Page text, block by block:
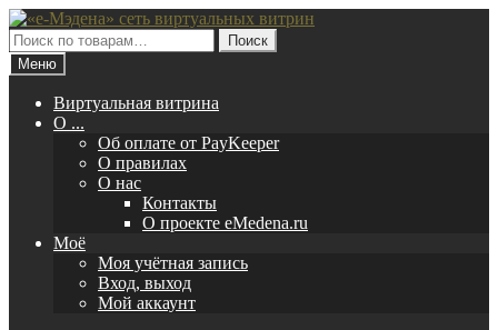
Перейти
к
навигации
Перейти
к
содержимому
Искать:
Поиск
Меню
Виртуальная витрина
O ...
Об оплате от PayKeeper
О правилах
О нас
Контакты
О проекте eMedena.ru
Моё
Моя учётная запись
Вход, выход
Мой аккаунт